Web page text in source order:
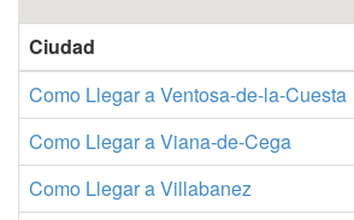
Ciudad
Como Llegar a Ventosa-de-la-Cuesta
Como Llegar a Viana-de-Cega
Como Llegar a Villabanez